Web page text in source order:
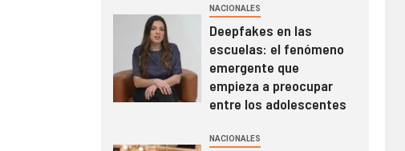
NACIONALES
Deepfakes en las
escuelas: el fenómeno
emergente que
empieza a preocupar
entre los adolescentes
NACIONALES